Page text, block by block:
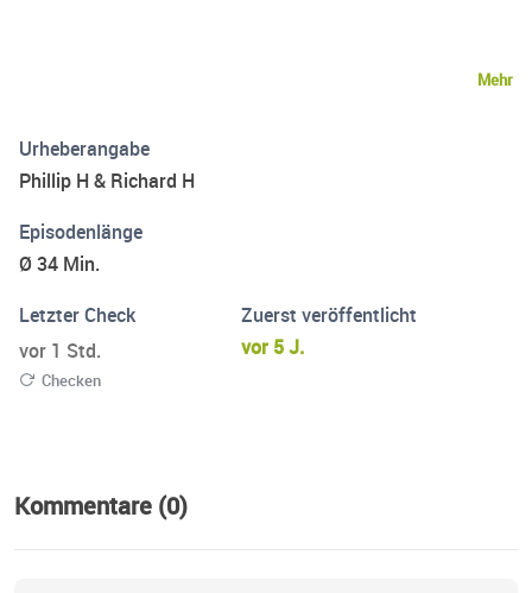
Mehr
Urheberangabe
Phillip H & Richard H
Episodenlänge
Ø 34 Min.
Letzter Check
vor 1 Std.
Checken
Zuerst veröffentlicht
vor 5 J.
Kommentare (0)